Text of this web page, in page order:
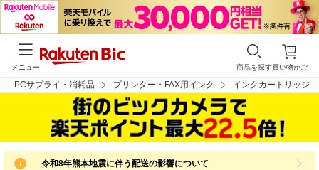
買い物かご
商品を探す
メニュー
PCサプライ・消耗品 プリンター・FAX用インク インクカートリッジ
令和8年熊本地震に伴う配送の影響について